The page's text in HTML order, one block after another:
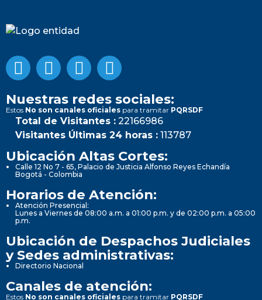
Nuestras redes sociales:
Estos No son canales oficiales para tramitar PQRSDF
Total de Visitantes : 22166986
Visitantes Últimas 24 horas : 113787
Ubicación Altas Cortes:
Calle 12 No 7 - 65, Palacio de Justicia Alfonso Reyes Echandía
Bogotá - Colombia
Horarios de Atención:
Atención Presencial:
Lunes a Viernes de 08:00 a.m. a 01:00 p.m. y de 02:00 p.m. a 05:00
p.m.
Ubicación de Despachos Judiciales
y Sedes administrativas:
Directorio Nacional
Canales de atención:
Estos No son canales oficiales para tramitar PQRSDF